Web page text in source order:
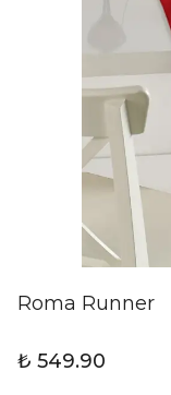
Roma Runner
₺ 549.90